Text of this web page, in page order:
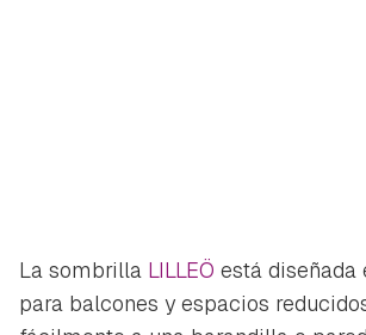
La sombrilla LILLEÖ está
para balcones y espacios